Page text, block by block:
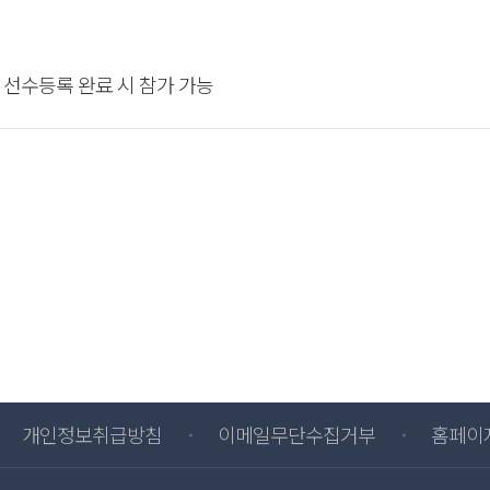
수등록 완료 시 참가 가능
개인정보취급방침 이메일무단수집거부 홈페